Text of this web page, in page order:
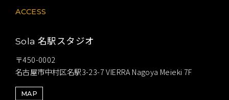
ACCESS
Sola 名駅スタジオ
〒450-0002
名古屋市中村区名駅3-23-7 VIERRA Nagoya Meieki 7F
MAP